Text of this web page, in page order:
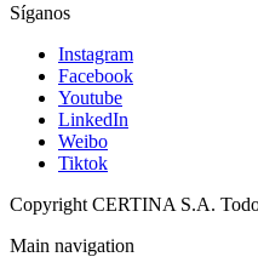
Síganos
Instagram
Facebook
Youtube
LinkedIn
Weibo
Tiktok
Copyright CERTINA S.A.
Main navigation